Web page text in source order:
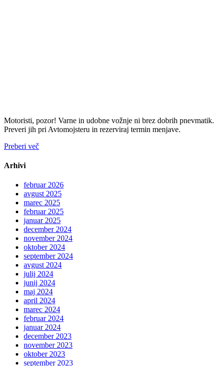
Motoristi, pozor! Varne in udobne vožnje ni brez dobrih pnevmatik.
Preveri jih pri Avtomojsteru in rezerviraj termin menjave.
Preberi več
Arhivi
februar 2026
avgust 2025
marec 2025
februar 2025
januar 2025
december 2024
november 2024
oktober 2024
september 2024
avgust 2024
julij 2024
junij 2024
maj 2024
april 2024
marec 2024
februar 2024
januar 2024
december 2023
november 2023
oktober 2023
september 2023